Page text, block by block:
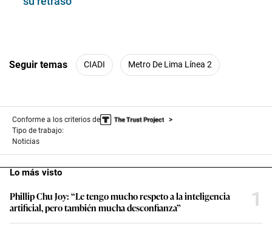
Seguir temas CIADI Metro De Lima Línea 2
Conforme a los criterios de
Tipo de trabajo:
Noticias
Lo más visto
Phillip Chu Joy: “Le tengo mucho respeto a la inteligencia
artificial, pero también mucha desconfianza”
1